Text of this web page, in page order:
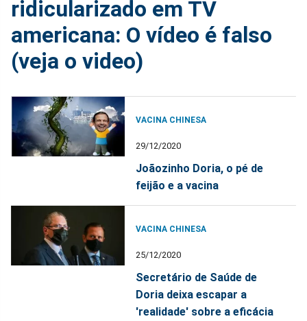
ridicularizado em TV
americana: O vídeo é falso
(veja o video)
VACINA CHINESA
29/12/2020
Joãozinho Doria, o pé de
feijão e a vacina
VACINA CHINESA
25/12/2020
Secretário de Saúde de
Doria deixa escapar a
'realidade' sobre a eficácia